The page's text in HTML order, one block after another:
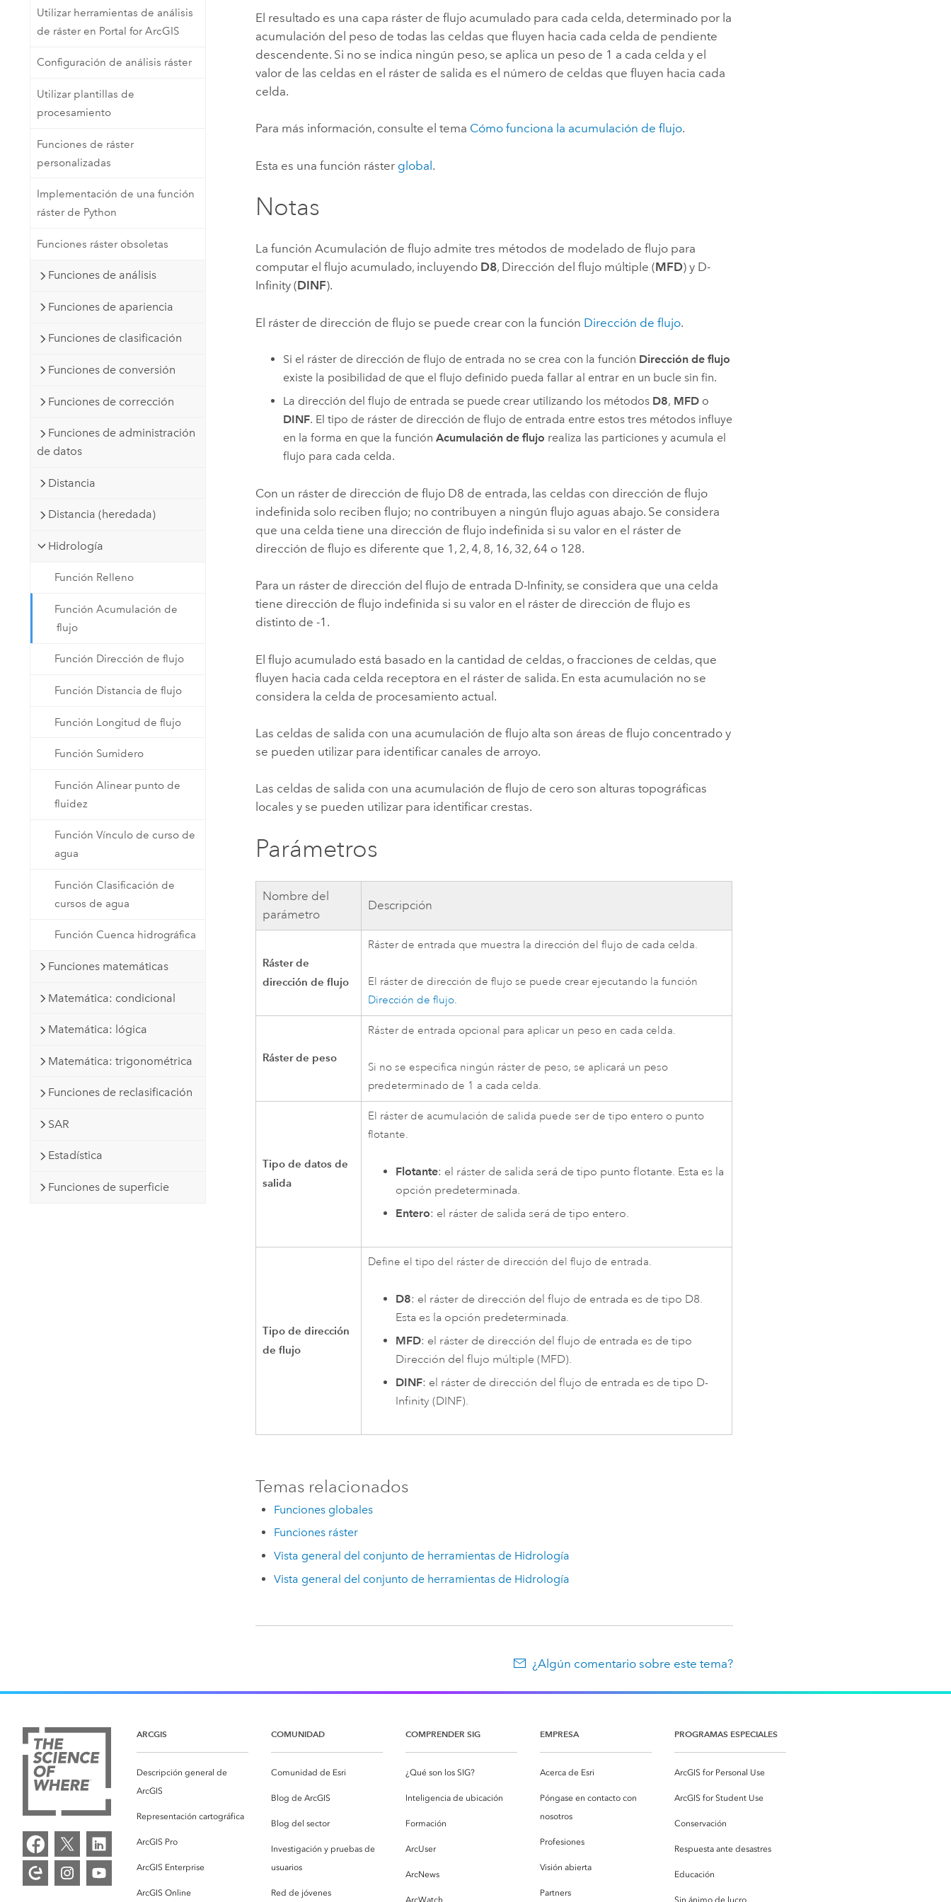
Utilizar herramientas de análisis
de ráster en Portal for ArcGIS
Configuración de análisis ráster
Utilizar plantillas de
procesamiento
Funciones de ráster
personalizadas
Implementación de una función
ráster de Python
Funciones ráster obsoletas
Funciones de análisis
Funciones de apariencia
Funciones de clasificación
Funciones de conversión
Funciones de corrección
Funciones de administración
de datos
Distancia
Distancia (heredada)
Hidrología
Función Relleno
Función Acumulación de
flujo
Función Dirección de flujo
Función Distancia de flujo
Función Longitud de flujo
Función Sumidero
Función Alinear punto de
fluidez
Función Vínculo de curso de
agua
Función Clasificación de
cursos de agua
Función Cuenca hidrográfica
Funciones matemáticas
Matemática: condicional
Matemática: lógica
Matemática: trigonométrica
Funciones de reclasificación
SAR
Estadística
Funciones de superficie
El resultado es una capa ráster de flujo acumulado para cada celda, determinado por la
acumulación del peso de todas las celdas que fluyen hacia cada celda de pendiente
descendente. Si no se indica ningún peso, se aplica un peso de 1 a cada celda y el
valor de las celdas en el ráster de salida es el número de celdas que fluyen hacia cada
celda.
Para más información, consulte el tema Cómo funciona la acumulación de flujo.
Esta es una función ráster global.
Notas
La función Acumulación de flujo admite tres métodos de modelado de flujo para
computar el flujo acumulado, incluyendo D8, Dirección del flujo múltiple (MFD) y D-
Infinity (DINF).
El ráster de dirección de flujo se puede crear con la función Dirección de flujo.
Si el ráster de dirección de flujo de entrada no se crea con la función Dirección de flujo
existe la posibilidad de que el flujo definido pueda fallar al entrar en un bucle sin fin.
La dirección del flujo de entrada se puede crear utilizando los métodos D8, MFDo
DINF. El tipo de ráster de dirección de flujo de entrada entre estos tres métodos influye
en la forma en que la función Acumulación de flujo realiza las particiones y acumula el
flujo para cada celda.
Con un ráster de dirección de flujo D8 de entrada, las celdas con dirección de flujo
indefinida solo reciben flujo; no contribuyen a ningún flujo aguas abajo. Se considera
que una celda tiene una dirección de flujo indefinida si su valor en el ráster de
dirección de flujo es diferente que 1, 2, 4, 8, 16, 32, 64 o 128.
Para un ráster de dirección del flujo de entrada D-Infinity, se considera que una celda
tiene dirección de flujo indefinida si su valor en el ráster de dirección de flujo es
distinto de -1.
El flujo acumulado está basado en la cantidad de celdas, o fracciones de celdas, que
fluyen hacia cada celda receptora en el ráster de salida. En esta acumulación no se
considera la celda de procesamiento actual.
Las celdas de salida con una acumulación de flujo alta son áreas de flujo concentrado y
se pueden utilizar para identificar canales de arroyo.
Las celdas de salida con una acumulación de flujo de cero son alturas topográficas
locales y se pueden utilizar para identificar crestas.
Parámetros
Nombre del
parámetro
Descripción
Ráster de
dirección de flujo
Ráster de entrada que muestra la dirección del flujo de cada celda.
El ráster de dirección de flujo se puede crear ejecutando la función
Dirección de flujo.
Ráster de peso
Ráster de entrada opcional para aplicar un peso en cada celda.
Si no se especifica ningún ráster de peso, se aplicará un peso
predeterminado de 1 a cada celda.
Tipo de datos de
salida
El ráster de acumulación de salida puede ser de tipo entero o punto
flotante.
Flotante: el ráster de salida será de tipo punto flotante. Esta es la
opción predeterminada.
Entero: el ráster de salida será de tipo entero.
Tipo de dirección
de flujo
Define el tipo del ráster de dirección del flujo de entrada.
D8: el ráster de dirección del flujo de entrada es de tipo D8.
Esta es la opción predeterminada.
MFD: el ráster de dirección del flujo de entrada es de tipo
Dirección del flujo múltiple (MFD).
DINF: el ráster de dirección del flujo de entrada es de tipo D-
Infinity (DINF).
Temas relacionados
Funciones globales
Funciones ráster
Vista general del conjunto de herramientas de Hidrología
Vista general del conjunto de herramientas de Hidrología
¿Algún comentario sobre este tema?
ARCGIS
Descripción general de
ArcGIS
Representación cartográfica
ArcGIS Pro
ArcGIS Enterprise
ArcGIS Online
COMUNIDAD
Comunidad de Esri
Blog de ArcGIS
Blog del sector
Investigación y pruebas de
usuarios
Red de jóvenes
COMPRENDER SIG
¿Qué son los SIG?
Inteligencia de ubicación
Formación
ArcUser
ArcNews
ArcWatch
EMPRESA
Acerca de Esri
Póngase en contacto con
nosotros
Profesiones
Visión abierta
Partners
PROGRAMAS ESPECIALES
ArcGIS for Personal Use
ArcGIS for Student Use
Conservación
Respuesta ante desastres
Educación
Sin ánimo de lucro